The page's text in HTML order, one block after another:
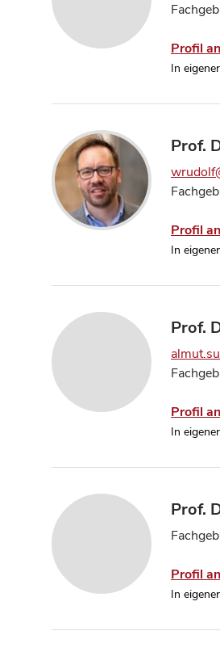
Profil
In
Prof.
Profil
In
Prof.
Profil
In
Prof.
Profil
In